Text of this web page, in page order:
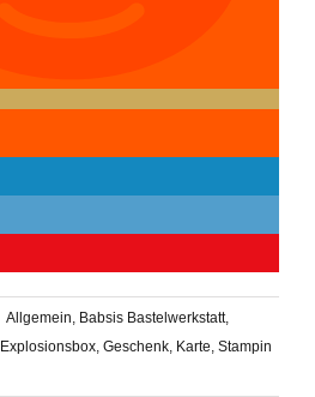
Allgemein Babsis Bastelwerkstatt,
Explosionsbox Geschenk Karte Stampin